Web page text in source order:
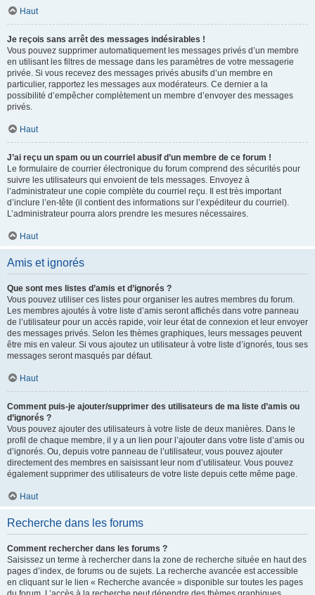
Haut
Je reçois sans arrêt des messages indésirables !
Vous pouvez supprimer automatiquement les messages privés d’un membre
en utilisant les filtres de message dans les paramètres de votre messagerie
privée. Si vous recevez des messages privés abusifs d’un membre en
particulier, rapportez les messages aux modérateurs. Ce dernier a la
possibilité d’empêcher complètement un membre d’envoyer des messages
privés.
Haut
J’ai reçu un spam ou un courriel abusif d’un membre de ce forum !
Le formulaire de courrier électronique du forum comprend des sécurités pour
suivre les utilisateurs qui envoient de tels messages. Envoyez à
l’administrateur une copie complète du courriel reçu. Il est très important
d’inclure l’en-tête (il contient des informations sur l’expéditeur du courriel).
L’administrateur pourra alors prendre les mesures nécessaires.
Haut
Amis et ignorés
Que sont mes listes d’amis et d’ignorés ?
Vous pouvez utiliser ces listes pour organiser les autres membres du forum.
Les membres ajoutés à votre liste d’amis seront affichés dans votre panneau
de l’utilisateur pour un accès rapide, voir leur état de connexion et leur envoyer
des messages privés. Selon les thèmes graphiques, leurs messages peuvent
être mis en valeur. Si vous ajoutez un utilisateur à votre liste d’ignorés, tous ses
messages seront masqués par défaut.
Haut
Comment puis-je ajouter/supprimer des utilisateurs de ma liste d’amis ou
d’ignorés ?
Vous pouvez ajouter des utilisateurs à votre liste de deux manières. Dans le
profil de chaque membre, il y a un lien pour l’ajouter dans votre liste d’amis ou
d’ignorés. Ou, depuis votre panneau de l’utilisateur, vous pouvez ajouter
directement des membres en saisissant leur nom d’utilisateur. Vous pouvez
également supprimer des utilisateurs de votre liste depuis cette même page.
Haut
Recherche dans les forums
Comment rechercher dans les forums ?
Saisissez un terme à rechercher dans la zone de recherche située en haut des
pages d’index, de forums ou de sujets. La recherche avancée est accessible
en cliquant sur le lien « Recherche avancée » disponible sur toutes les pages